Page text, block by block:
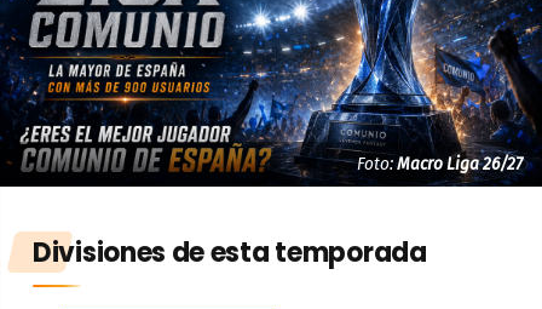
Foto:Macro Liga 26/27
Divisiones de esta temporada